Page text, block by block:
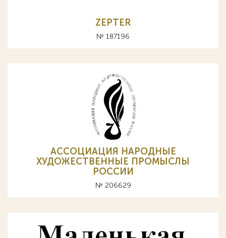
ZEPTER
№ 187196
АССОЦИАЦИЯ НАРОДНЫЕ
ХУДОЖЕСТВЕННЫЕ ПРОМЫСЛЫ
РОССИИ
№ 206629